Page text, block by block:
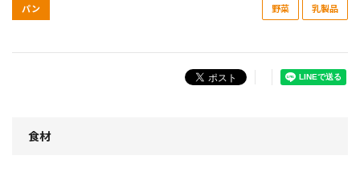
パン 野菜 乳製品
食材